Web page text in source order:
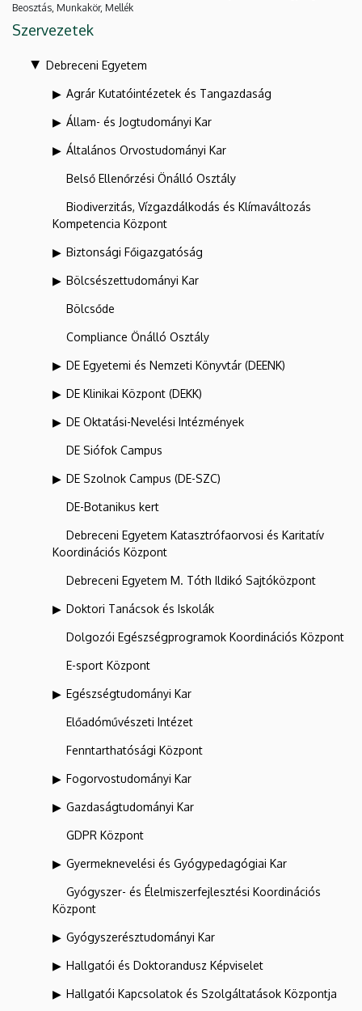
Beosztás, Munkakör, Mellék
Szervezetek
Debreceni Egyetem
Agrár Kutatóintézetek és Tangazdaság
Állam- és Jogtudományi Kar
Általános Orvostudományi Kar
Belső Ellenőrzési Önálló Osztály
Biodiverzitás, Vízgazdálkodás és Klímaváltozás
Kompetencia Központ
Biztonsági Főigazgatóság
Bölcsészettudományi Kar
Bölcsőde
Compliance Önálló Osztály
DE Egyetemi és Nemzeti Könyvtár (DEENK)
DE Klinikai Központ (DEKK)
DE Oktatási-Nevelési Intézmények
DE Siófok Campus
DE Szolnok Campus (DE-SZC)
DE-Botanikus kert
Debreceni Egyetem Katasztrófaorvosi és Karitatív
Koordinációs Központ
Debreceni Egyetem M. Tóth Ildikó Sajtóközpont
Doktori Tanácsok és Iskolák
Dolgozói Egészségprogramok Koordinációs Központ
E-sport Központ
Egészségtudományi Kar
Előadóművészeti Intézet
Fenntarthatósági Központ
Fogorvostudományi Kar
Gazdaságtudományi Kar
GDPR Központ
Gyermeknevelési és Gyógypedagógiai Kar
Gyógyszer- és Élelmiszerfejlesztési Koordinációs
Központ
Gyógyszerésztudományi Kar
Hallgatói és Doktorandusz Képviselet
Hallgatói Kapcsolatok és Szolgáltatások Központja